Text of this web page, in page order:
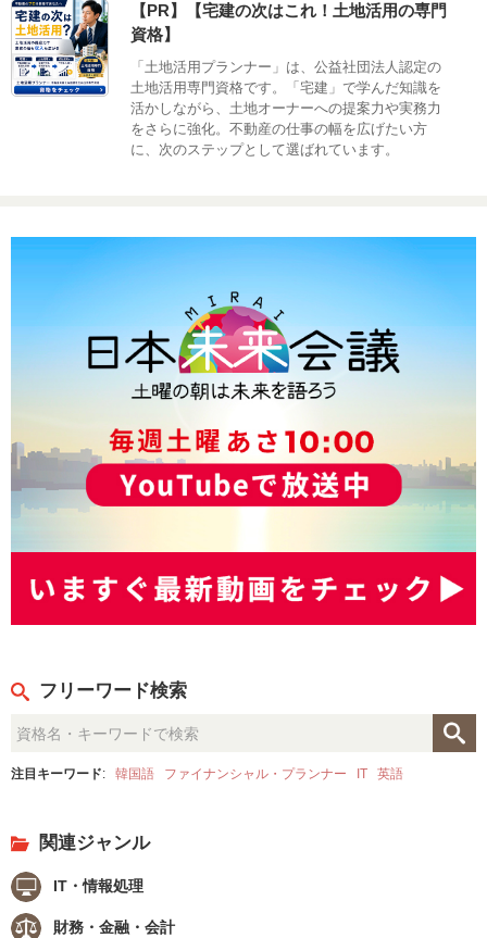
【PR】【宅建の次はこれ！土地活用の専門
資格】
「土地活用プランナー」は、公益社団法人認定の
土地活用専門資格です。「宅建」で学んだ知識を
活かしながら、土地オーナーへの提案力や実務力
をさらに強化。不動産の仕事の幅を広げたい方
に、次のステップとして選ばれています。
フリーワード検索
注目キーワード: 韓国語 ファイナンシャル・プランナー IT 英語
関連ジャンル
IT・情報処理
財務・金融・会計